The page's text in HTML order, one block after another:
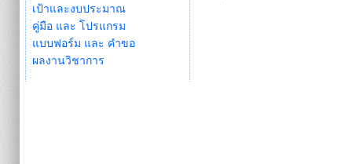
เป้าและงบประมาณ
คู่มือ และ โปรแกรม
แบบฟอร์ม และ คำขอ
ผลงานวิชาการ